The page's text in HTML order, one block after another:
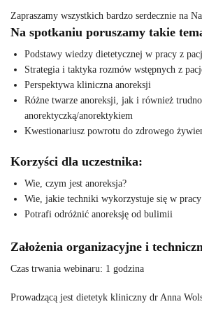
Zapraszamy wszystkich bardzo serdecznie na
Na spotkaniu poruszamy takie
Podstawy wiedzy dietetycznej w pracy z
Strategia i taktyka rozmów wstępnych z
Perspektywa kliniczna anoreksji
Różne twarze anoreksji, jak i również
anorektyczką/anorektykiem
Kwestionariusz powrotu do zdrowego
Korzyści dla uczestnika:
Wie, czym jest anoreksja?
Wie, jakie techniki wykorzystuje się w pracy
Potrafi odróżnić anoreksję od bulimii
Założenia organizacyjne i
Czas trwania webinaru: 1 godzina
Prowadzącą jest dietetyk kliniczny dr Anna